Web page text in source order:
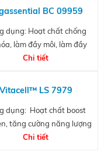
BC 09959
dụng: Hoạt chất chống
làm đầy môi, làm đầy
các rãnh nhăn trên da
Chi tiết
Vitacell™ LS 7979
dụng: Hoạt chất boost
tăng cường năng lượng
tế bào, trẻ hóa da
Chi tiết